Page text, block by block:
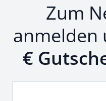
Zum
anmelden
€